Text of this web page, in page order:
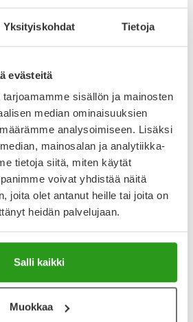
Yksityiskohdat Tietoja
evästeitä
sisällön ja mainosten
median ominaisuuksien
analysoimiseen. Lisäksi
mainosalan ja analytiikka-
tietoja siitä, miten käytät
voivat yhdistää näitä
joita olet antanut heille tai joita on
heidän palvelujaan.
Salli kaikki
Muokkaa
Kirjoita arvostelu
kaikki Solgar-tuotteet